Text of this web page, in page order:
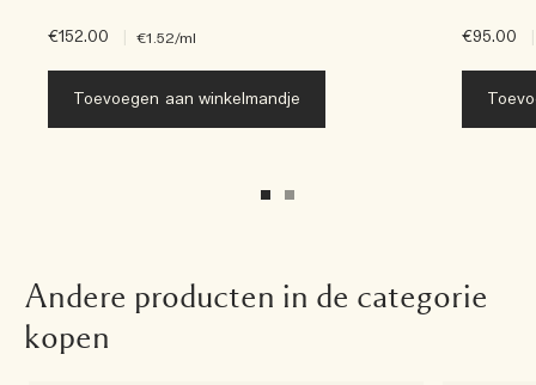
€152.00 €1.52/ml
Toevoegen aan winkelmandje
€95.00
Andere producten in de categorie
kopen